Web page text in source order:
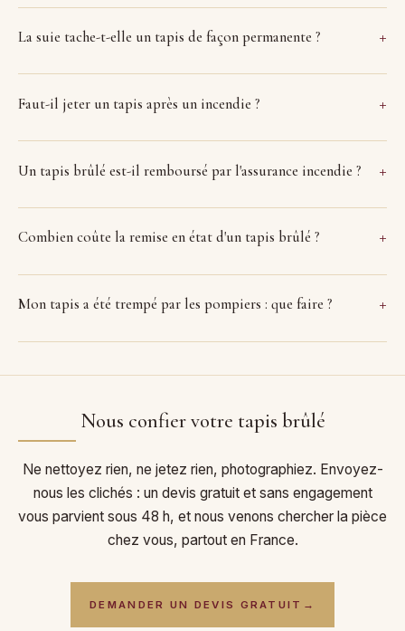
La suie tache-t-elle un tapis de façon permanente ?
Faut-il jeter un tapis après un incendie ?
Un tapis brûlé est-il remboursé par l'assurance incendie ?
Combien coûte la remise en état d'un tapis brûlé ?
Mon tapis a été trempé par les pompiers : que faire ?
Nous confier votre tapis brûlé
Ne nettoyez rien, ne jetez rien, photographiez. Envoyez-
nous les clichés : un devis gratuit et sans engagement
vous parvient sous 48 h, et nous venons chercher la pièce
chez vous, partout en France.
DEMANDER UN DEVIS GRATUIT →